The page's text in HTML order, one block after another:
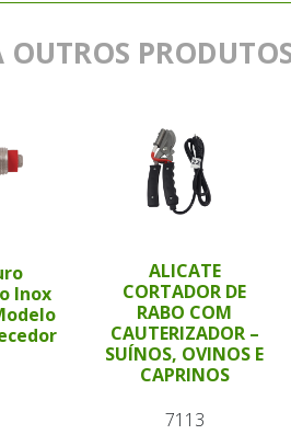
OUTROS
Inox
ALICATE
CORTADOR DE
RABO COM
CAUTERIZADOR –
SUÍNOS, OVINOS E
CAPRINOS
7113